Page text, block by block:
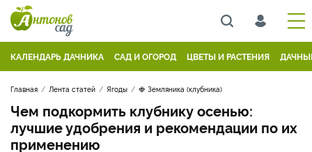
КАЛЕНДАРЬ ДАЧНИКА САД И ОГОРОД ЦВЕТЫ И РАСТЕНИЯ
Главная Лента статей Ягоды 🍓 Земляника (клубника)
Чем подкормить клубнику осенью:
лучшие удобрения и рекомендации по их
применению